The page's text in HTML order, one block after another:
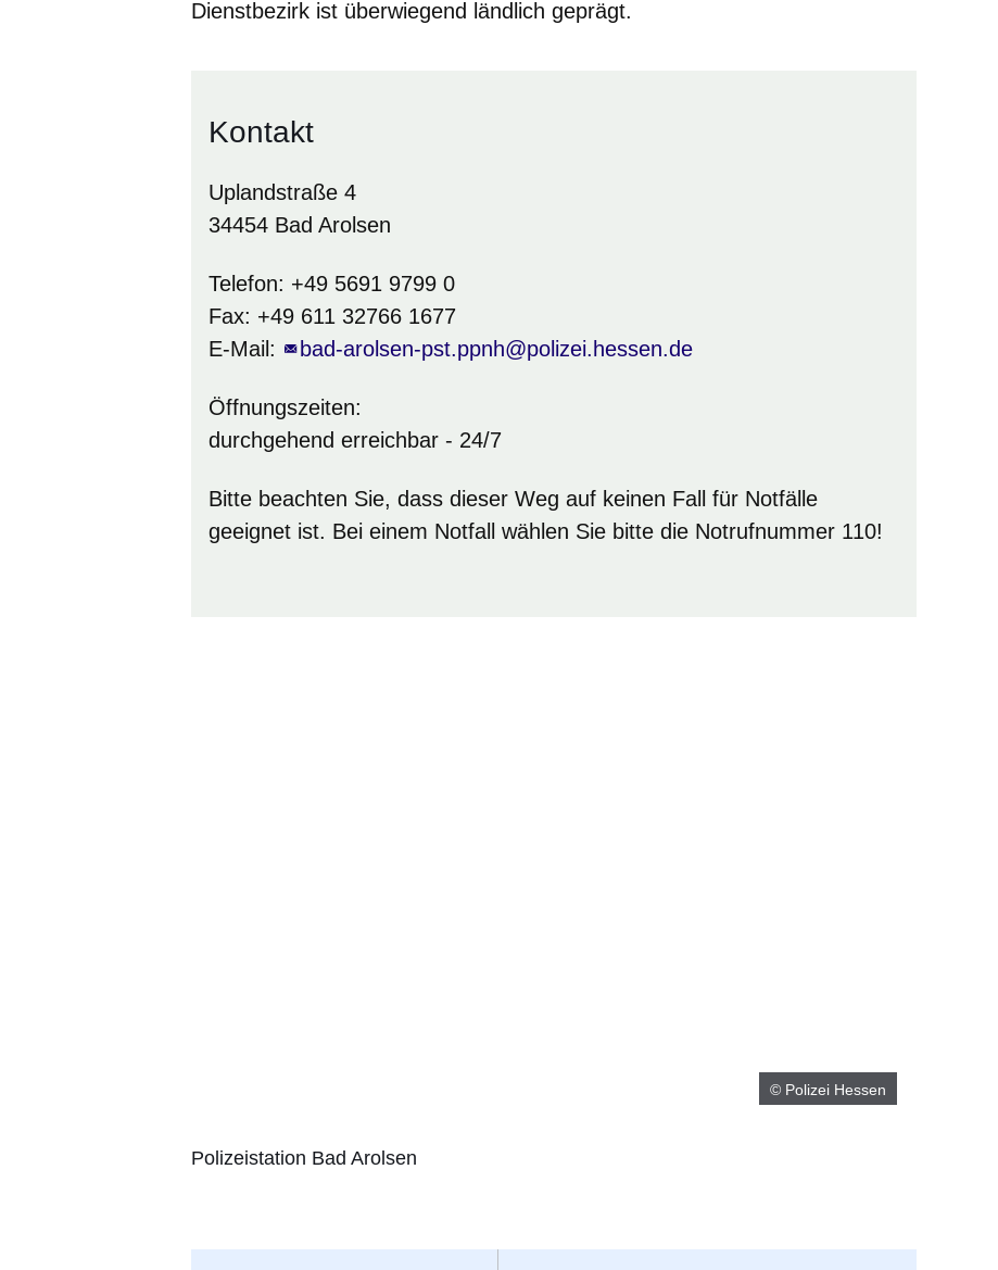
Dienstbezirk ist überwiegend ländlich geprägt.
Kontakt
Uplandstraße 4
34454 Bad Arolsen
Telefon: +49 5691 9799 0
Fax: +49 611 32766 1677
E-Mail:
bad-arolsen-pst.ppnh@polizei.hessen.de
Öffnungszeiten:
durchgehend erreichbar - 24/7
Bitte beachten Sie, dass dieser Weg auf keinen Fall für Notfälle
geeignet ist. Bei einem Notfall wählen Sie bitte die Notrufnummer 110!
© Polizei Hessen
Polizeistation Bad Arolsen